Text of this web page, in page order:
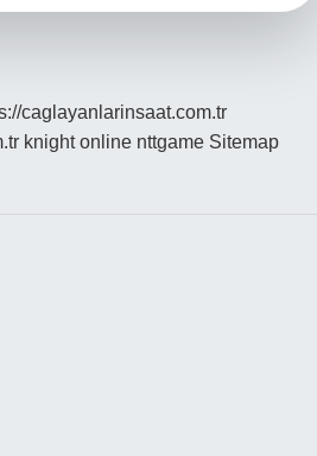
caglayanlarinsaat.com.tr
knight online nttgame Sitemap